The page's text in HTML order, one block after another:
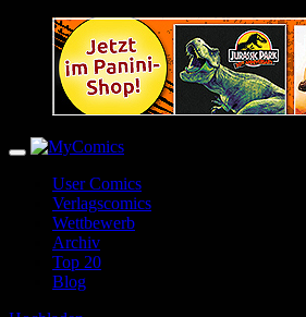
User Comics
Verlagscomics
Wettbewerb
Archiv
Top 20
Blog